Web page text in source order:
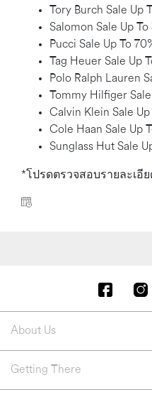
Tory Burch Sale Up
Salomon Sale Up To
Pucci Sale Up To
Tag Heuer Sale Up
Polo Ralph Lauren
Tommy Hilfiger Sale
Calvin Klein Sale Up
Cole Haan Sale Up
Sunglass Hut Sale
*โปรดตรวจสอบรายละเอี
About Us
Getting There